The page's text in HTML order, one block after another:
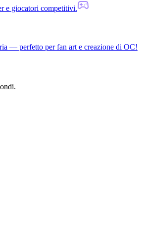
e giocatori competitivi.
— perfetto per fan art e creazione di OC!